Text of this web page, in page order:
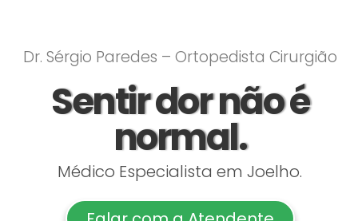
Dr. Sérgio Paredes – Ortopedista Cirurgião
Sentir dor não é
normal.
Médico Especialista em Joelho.